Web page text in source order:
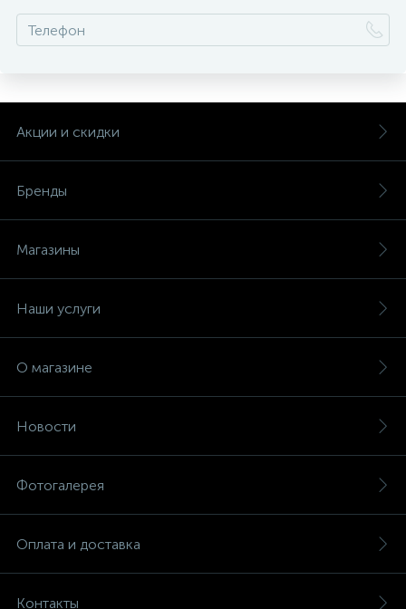
Акции и скидки
Бренды
Магазины
Наши услуги
О магазине
Новости
Фотогалерея
Оплата и доставка
Контакты